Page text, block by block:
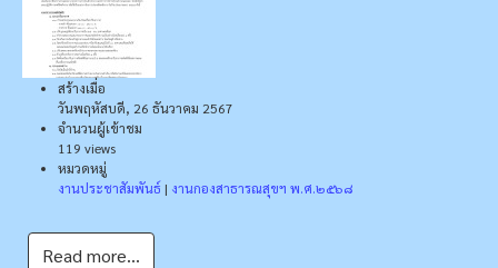
สร้างเมื่อ
วันพฤหัสบดี, 26 ธันวาคม 2567
จำนวนผู้เข้าชม
119 views
หมวดหมู่
งานประชาสัมพันธ์ | งานกองสาธารณสุขฯ พ.ศ.๒๕๖๘
Read more...